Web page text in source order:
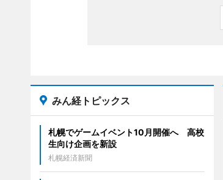
みん経トピックス
札幌でゲームイベント10月開催へ 高校
生向け企画を新設
札幌経済新聞